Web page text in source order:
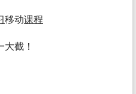
移动课程
大截！